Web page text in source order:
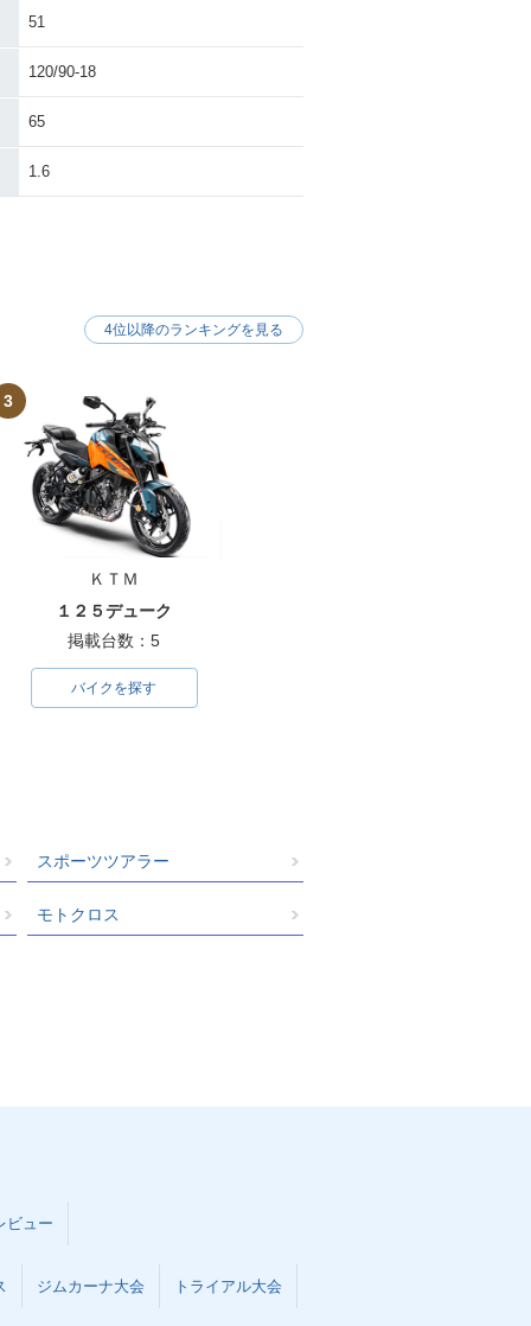
51
120/90-18
65
1.6
3
ＫＴＭ
１２５デューク
掲載台数：5
バイクを探す
4位以降のランキングを見る
スポーツツアラー
モトクロス
ビュー
ジムカーナ大会 トライアル大会